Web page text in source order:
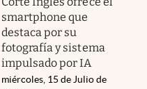
smartphone que
destaca por su
fotografía y sistema
impulsado por IA
miércoles, 15 de Julio de